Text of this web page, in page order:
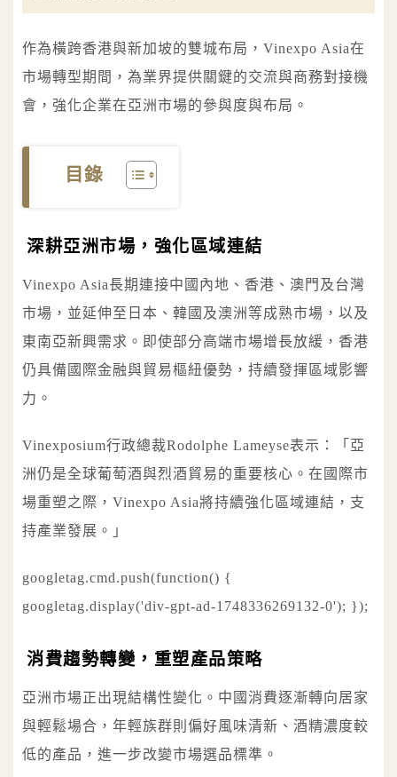
作為橫跨香港與新加坡的雙城布局，Vinexpo Asia在
市場轉型期間，為業界提供關鍵的交流與商務對接機
會，強化企業在亞洲市場的參與度與布局。
目錄
深耕亞洲市場，強化區域連結
Vinexpo Asia長期連接中國內地、香港、澳門及台灣
市場，並延伸至日本、韓國及澳洲等成熟市場，以及
東南亞新興需求。即使部分高端市場增長放緩，香港
仍具備國際金融與貿易樞紐優勢，持續發揮區域影響
力。
Vinexposium行政總裁Rodolphe Lameyse表示：「亞
洲仍是全球葡萄酒與烈酒貿易的重要核心。在國際市
場重塑之際，Vinexpo Asia將持續強化區域連結，支
持產業發展。」
googletag.cmd.push(function() {
googletag.display('div-gpt-ad-1748336269132-0'); });
消費趨勢轉變，重塑產品策略
亞洲市場正出現結構性變化。中國消費逐漸轉向居家
與輕鬆場合，年輕族群則偏好風味清新、酒精濃度較
低的產品，進一步改變市場選品標準。